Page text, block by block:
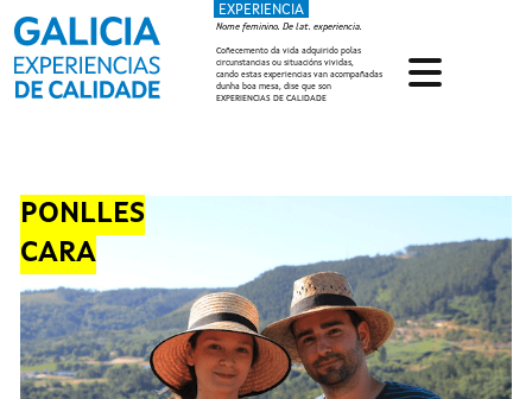
Ir o contido principal
EXPERIENCIA
Nome feminino. De lat. experiencia.
Coñecemento da vida adquirido polas
circunstancias ou situacións vividas,
cando estas experiencias van acompañadas
dunha boa mesa, dise que son
EXPERIENCIAS DE CALIDADE
PONLLES
CARA